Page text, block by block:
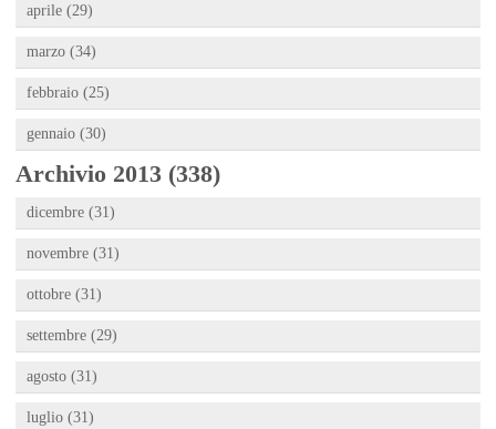
aprile (29)
marzo (34)
febbraio (25)
gennaio (30)
Archivio 2013 (338)
dicembre (31)
novembre (31)
ottobre (31)
settembre (29)
agosto (31)
luglio (31)